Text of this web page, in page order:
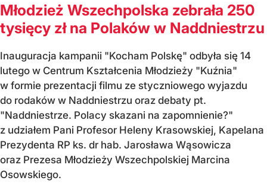
Młodzież Wszechpolska zebrała 250
tysięcy zł na Polaków w Naddniestrzu
Inauguracja kampanii "Kocham Polskę" odbyła się 14
lutego w Centrum Kształcenia Młodzieży "Kuźnia"
w formie prezentacji filmu ze styczniowego wyjazdu
do rodaków w Naddniestrzu oraz debaty pt.
"Naddniestrze. Polacy skazani na zapomnienie?"
z udziałem Pani Profesor Heleny Krasowskiej, Kapelana
Prezydenta RP ks. dr hab. Jarosława Wąsowicza
oraz Prezesa Młodzieży Wszechpolskiej Marcina
Osowskiego.